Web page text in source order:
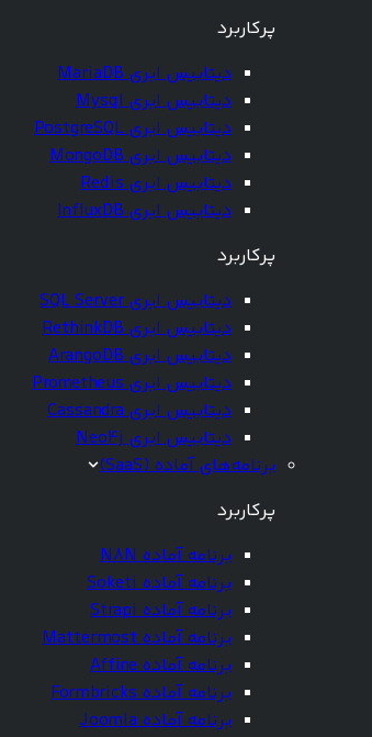
پرکاربرد
دیتابیس ابری MariaDB
دیتابیس ابری Mysql
دیتابیس ابری PostgreSQL
دیتابیس ابری MongoDB
دیتابیس ابری Redis
دیتابیس ابری InfluxDB
پرکاربرد
دیتابیس ابری SQL Server
دیتابیس ابری RethinkDB
دیتابیس ابری ArangoDB
دیتابیس ابری Prometheus
دیتابیس ابری Cassandra
دیتابیس ابری Neo4j
برنامه‌های آماده (SaaS)
پرکاربرد
برنامه آماده N8N
برنامه آماده Soketi
برنامه آماده Strapi
برنامه آماده Mattermost
برنامه آماده Affine
برنامه آماده Formbricks
برنامه آماده Joomla